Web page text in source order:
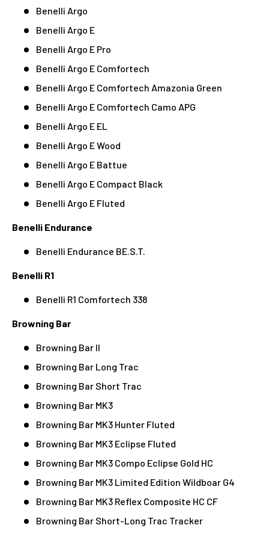
Benelli Argo
Benelli Argo E
Benelli Argo E Pro
Benelli Argo E Comfortech
Benelli Argo E Comfortech Amazonia Green
Benelli Argo E Comfortech Camo APG
Benelli Argo E EL
Benelli Argo E Wood
Benelli Argo E Battue
Benelli Argo E Compact Black
Benelli Argo E Fluted
Benelli Endurance
Benelli Endurance BE.S.T.
Benelli R1
Benelli R1 Comfortech 338
Browning Bar
Browning Bar II
Browning Bar Long Trac
Browning Bar Short Trac
Browning Bar MK3
Browning Bar MK3 Hunter Fluted
Browning Bar MK3 Eclipse Fluted
Browning Bar MK3 Compo Eclipse Gold HC
Browning Bar MK3 Limited Edition Wildboar G4
Browning Bar MK3 Reflex Composite HC CF
Browning Bar Short-Long Trac Tracker